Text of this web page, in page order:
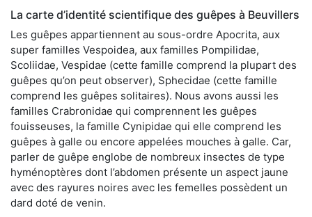
La carte d’identité scientifique des guêpes à Beuvillers
Les guêpes appartiennent au sous-ordre Apocrita, aux
super familles Vespoidea, aux familles Pompilidae,
Scoliidae, Vespidae (cette famille comprend la plupart des
guêpes qu’on peut observer), Sphecidae (cette famille
comprend les guêpes solitaires). Nous avons aussi les
familles Crabronidae qui comprennent les guêpes
fouisseuses, la famille Cynipidae qui elle comprend les
guêpes à galle ou encore appelées mouches à galle. Car,
parler de guêpe englobe de nombreux insectes de type
hyménoptères dont l’abdomen présente un aspect jaune
avec des rayures noires avec les femelles possèdent un
dard doté de venin.